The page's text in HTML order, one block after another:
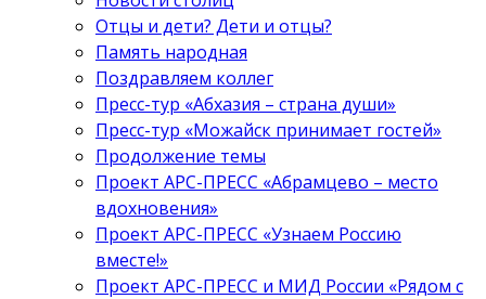
Отцы и дети? Дети и отцы?
Память народная
Поздравляем коллег
Пресс-тур «Абхазия – страна души»
Пресс-тур «Можайск принимает гостей»
Продолжение темы
Проект АРС-ПРЕСС «Абрамцево – место
вдохновения»
Проект АРС-ПРЕСС «Узнаем Россию
вместе!»
Проект АРС-ПРЕСС и МИД России «Рядом с